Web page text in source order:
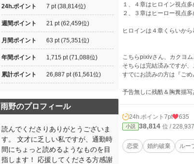
１、４章はヒロイン視点多
２、３章はヒーロー視点多
ヒロインは４章くらいから
こちらpixivさん、カクヨ
そちらは完結済みですが
すでにお読みの方は『ごめ
予告無しに残酷＆胸糞描写
24h.ポイント 7pt 635
小説 38,814 位 /
恋愛 婚約破棄 ルー
24h.ポイント 7 pt (38,814位)
週間ポイント 21 pt (62,459位)
月間ポイント 63 pt (75,351位)
年間ポイント 1,715 pt (71,088位)
累計ポイント 26,887 pt (61,561位)
雨野のプロフィール
読んでくださりありがとうございま
す。 文才に乏しい私ですが、通勤時
間にちょっと読めるようなものを目
指します！ 応援してくださる方感謝